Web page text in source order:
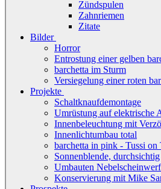
Zündspulen
Zahnriemen
Zitate
Bilder
Horror
Entrostung einer gelben
barchetta im Sturm
Versiegelung einer roten
Projekte
Schaltknaufdemontage
Umrüstung auf elektrische
Innenbeleuchtung mit
Innenlichtumbau total
barchetta in pink - Tussi on
Sonnenblende, durchsichtig
Umbauten
Konservierung mit Mike